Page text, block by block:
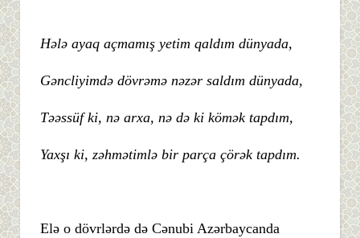
Hələ ayaq açmamış yetim qaldım dünyada,
Gəncliyimdə dövrəmə nəzər saldım dünyada,
Təəssüf ki, nə arxa, nə də ki kömək tapdım,
Yaxşı ki, zəhmətimlə bir parça çörək tapdım.
Elə o dövrlərdə də Cənubi Azərbaycanda